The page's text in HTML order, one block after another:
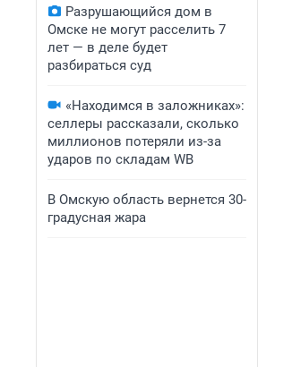
Разрушающийся дом в
Омске не могут расселить 7
лет — в деле будет
разбираться суд
«Находимся в заложниках»:
селлеры рассказали, сколько
миллионов потеряли из-за
ударов по складам WB
В Омскую область вернется 30-
градусная жара